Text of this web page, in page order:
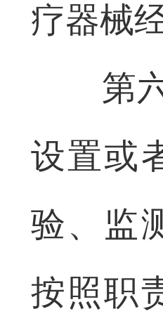
疗器械
第
设置或
验、监
按照职